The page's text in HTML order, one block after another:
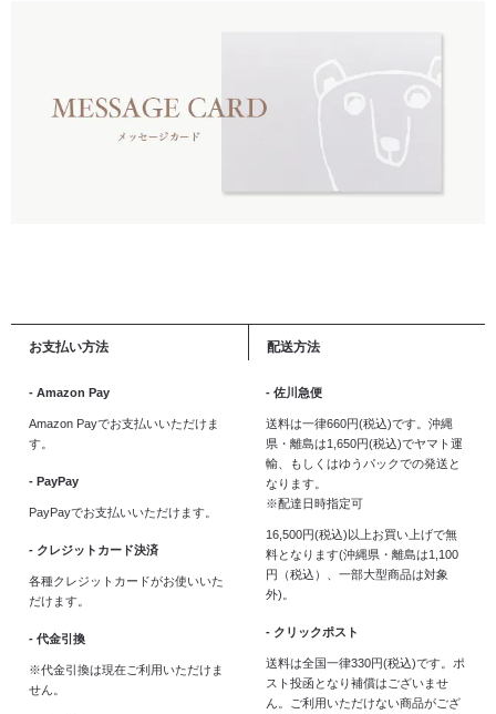
お支払い方法
- Amazon Pay
Amazon Payでお支払いいただけま
す。
- PayPay
PayPayでお支払いいただけます。
- クレジットカード決済
各種クレジットカードがお使いいた
だけます。
- 代金引換
※代金引換は現在ご利用いただけま
せん。
配送方法
- 佐川急便
送料は一律660円(税込)です。沖縄
県・離島は1,650円(税込)でヤマト運
輸、もしくはゆうパックでの発送と
なります。
※配達日時指定可
16,500円(税込)以上お買い上げで無
料となります(沖縄県・離島は1,100
円（税込）、一部大型商品は対象
外)。
- クリックポスト
送料は全国一律330円(税込)です。ポ
スト投函となり補償はございませ
ん。ご利用いただけない商品がござ